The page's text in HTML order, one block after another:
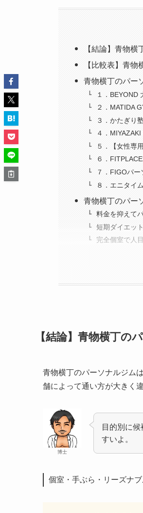
【結論】青物
【比較表】青
青物横丁のパー
１．BEYOND
２．MATIDA
３．かたぎり
４．
５．【女性専
６．
７．FIGOパ
８．エニタイ
青物横丁のパー
料金を抑えて
短期ダイエッ
完全個室で人
【結論】青物横丁の
青物横丁のパーソナルジム
舗によって通い方が大きく違
博士
目的別に
すいよ。
個室・手ぶら・リーズナブ